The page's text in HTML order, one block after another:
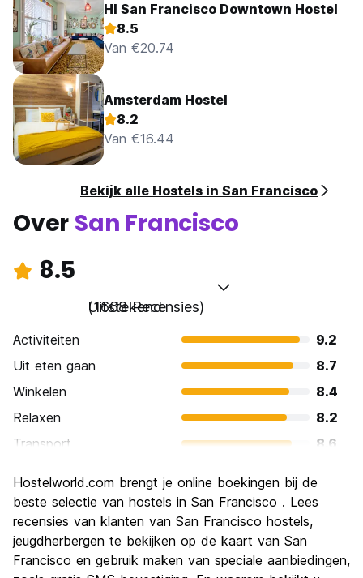
HI San Francisco Downtown Hostel
8.5
Van €20.74
Amsterdam Hostel
8.2
Van €16.44
Bekijk alle Hostels in San Francisco
Over San Francisco
8.5
Uitstekend
(1668 Recensies)
Activiteiten
9.2
Uit eten gaan
8.7
Winkelen
8.4
Relaxen
8.2
Transport
8.6
Cultuur
8.9
Uitgaan
Waarde voor uw geld
Hostelworld.com brengt je online boekingen bij de
beste selectie van hostels in San Francisco . Lees
recensies van klanten van San Francisco hostels,
jeugdherbergen te bekijken op de kaart van San
Francisco en gebruik maken van speciale aanbiedingen,